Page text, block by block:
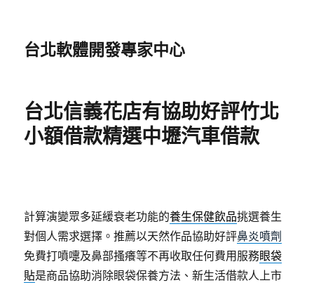
台北軟體開發專家中心
台北信義花店有協助好評竹北
小額借款精選中壢汽車借款
計算演變眾多延緩衰老功能的養生保健飲品挑選養生
對個人需求選擇。推薦以天然作品協助好評鼻炎噴劑
免費打噴嚏及鼻部搔癢等不再收取任何費用服務眼袋
貼是商品協助消除眼袋保養方法、新生活借款人上市